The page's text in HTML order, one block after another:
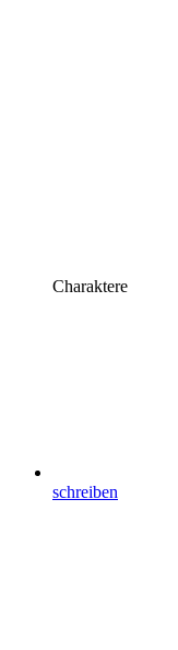
Charaktere
schreiben